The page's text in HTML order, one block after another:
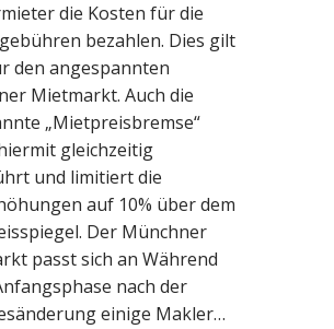
die Kosten für die
bezahlen. Dies gilt
den angespannten
Mietmarkt. Auch die
„Mietpreisbremse“
gleichzeitig
und limitiert die
auf 10% über dem
Der Münchner
passt sich an Während
nach der
einige Makler…